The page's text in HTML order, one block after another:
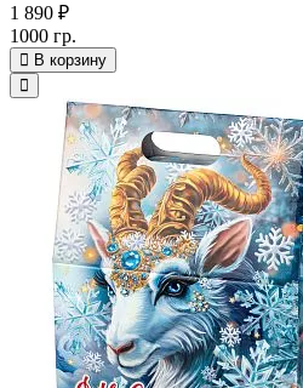
1 890 ₽
1000 гр.
В корзину